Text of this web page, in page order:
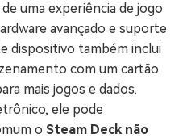
uma experiência de jogo
avançado e suporte
dispositivo também inclui
com um cartão
mais jogos e dados.
ele pode
o Steam Deck não